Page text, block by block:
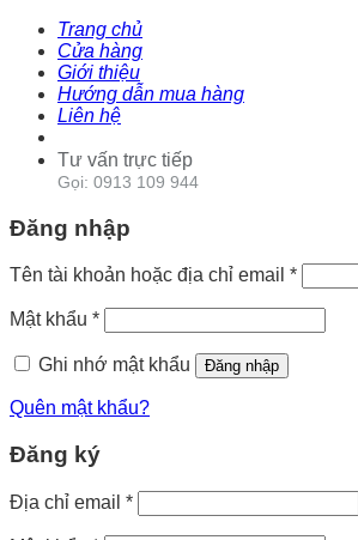
Trang chủ
Cửa hàng
Giới thiệu
Hướng dẫn mua hàng
Liên hệ
Tư vấn trực tiếp
Gọi: 0913 109 944
Đăng nhập
Tên tài khoản hoặc địa chỉ email *
Mật khẩu *
Ghi nhớ mật khẩu Đăng nhập
Quên mật khẩu?
Đăng ký
Địa chỉ email *